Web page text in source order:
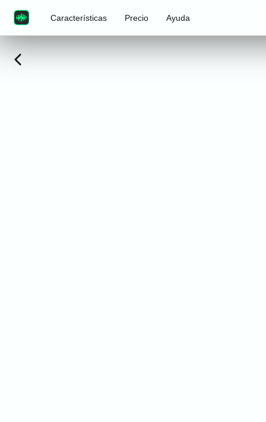
Características Precio Ayuda